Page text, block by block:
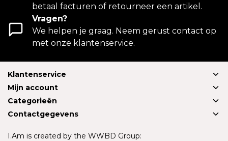
betaal facturen of retourneer een artikel.
Vragen?
We helpen je graag. Neem gerust contact op
met onze klantenservice.
Klantenservice
Mijn account
Categorieën
Contactgegevens
I.Am is created by the WWBD Group: